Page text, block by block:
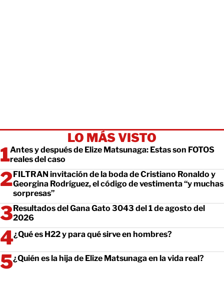
LO MÁS VISTO
Antes y después de Elize Matsunaga: Estas son FOTOS
reales del caso
FILTRAN invitación de la boda de Cristiano Ronaldo y
Georgina Rodríguez, el código de vestimenta “y muchas
sorpresas”
Resultados del Gana Gato 3043 del 1 de agosto del
2026
¿Qué es H22 y para qué sirve en hombres?
¿Quién es la hija de Elize Matsunaga en la vida real?